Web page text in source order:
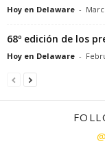
Hoy en Delaware -
68º edición de los
Hoy en Delaware -